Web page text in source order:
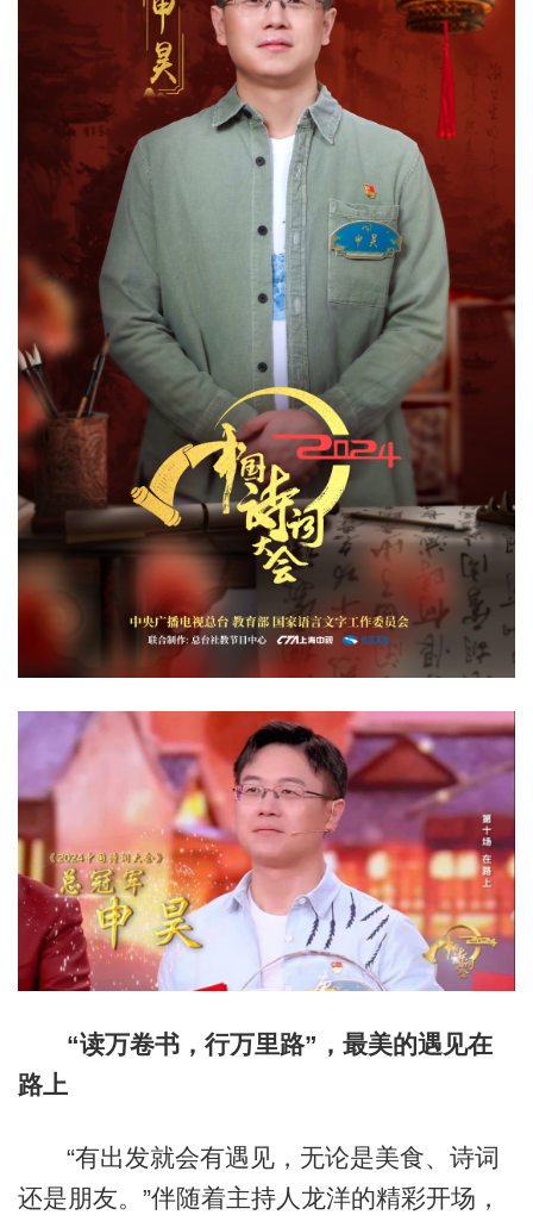
“读万卷书，行万里路”，最美的遇见在
路上
“有出发就会有遇见，无论是美食、诗词
还是朋友。”伴随着主持人龙洋的精彩开场，